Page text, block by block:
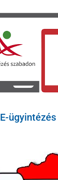
E-ügyintézés